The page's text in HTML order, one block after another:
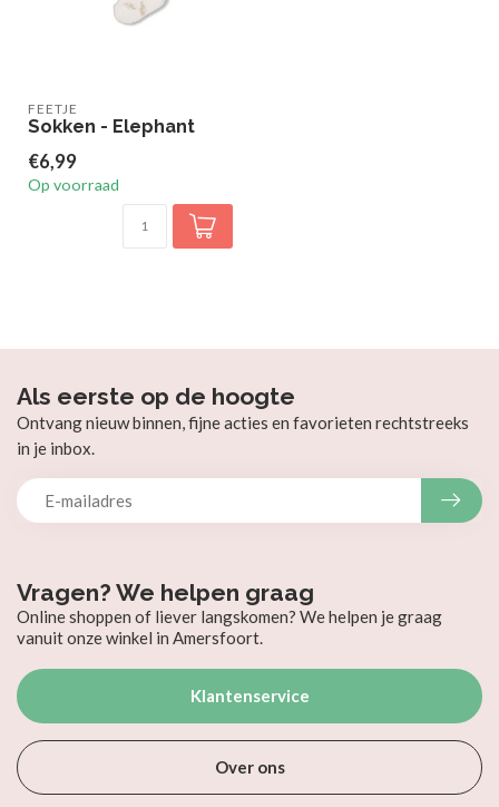
FEETJE
Sokken - Elephant
€6,99
Op voorraad
Vragen? We helpen graag
Online shoppen of liever langskomen? We helpen je graag
vanuit onze winkel in Amersfoort.
Klantenservice
Over ons
Als eerste op de hoogte
Ontvang nieuw binnen, fijne acties en favorieten rechtstreeks
in je inbox.